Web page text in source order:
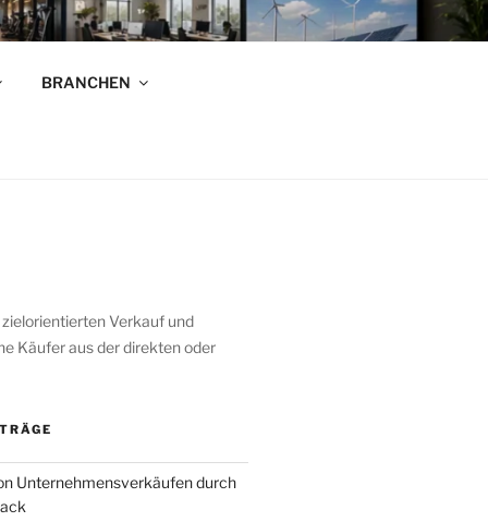
BRANCHEN
Verkauf und
Käufer aus der direkten oder
Unternehmensverkäufen durch